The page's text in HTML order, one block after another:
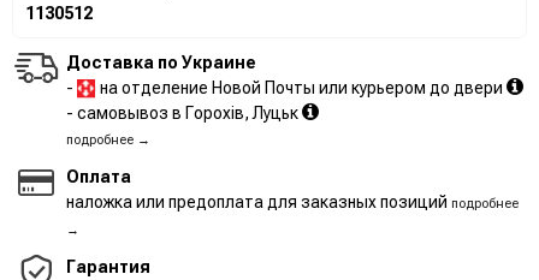
1130512
Доставка по Украине
-
на отделение Новой Почты или курьером до двери
- самовывоз в Горохів, Луцьк
подробнее →
Оплата
наложка или предоплата для заказных позиций подробнее
→
Гарантия